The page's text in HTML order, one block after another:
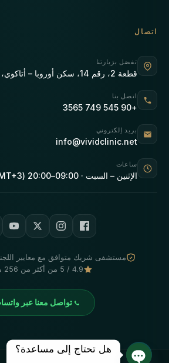
اتصال
تفضل بزيارتنا
قطعة 2، رقم 14، سكن أوروبا – أتاكوي، إسطنبول، تركيا
اتصل بنا
+90 545 749 3565
بريد إلكتروني
info@vividclinic.net
ساعات
الإثنين – السبت · 09:00–20:00 (GMT+3)
مستشفى شريك متوافق مع معايير
4.9 / 5 من أكثر من 256 مريضًا
تواصل معنا عبر
هل تحتاج إلى مساعدة؟